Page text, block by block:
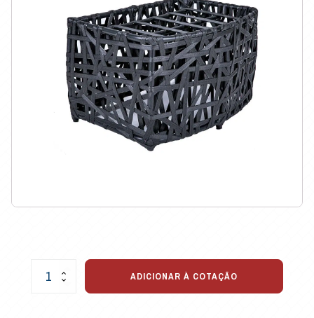
Puff
ADICIONAR À COTAÇÃO